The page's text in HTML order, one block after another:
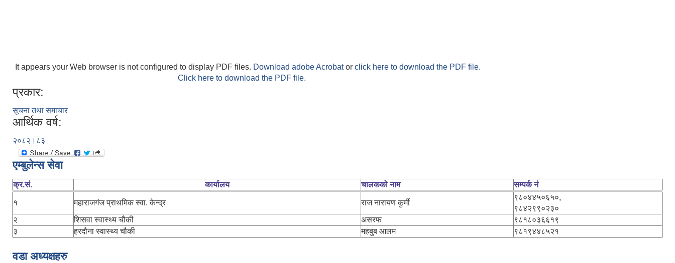
It appears your Web browser is not configured to display PDF files. Download adobe Acrobator click here to download the PDF file.
Click here to download the PDF file.
प्रकार:
सूचना तथा समाचार
आर्थिक वर्ष:
२०८२।८३
एम्बुलेन्स सेवा
क्र.सं. कार्यालय चालकको नाम सम्पर्क नं
१ महाराजगंज प्राथमिक स्वा. केन्द्र राज नारायण कुर्मी
९८०४४५०६५०,
९८४२९९०२३०
२
शिसवा स्वास्थ्य चौकी असरफ
९८१८०३६६१९
३
हरदौना स्वास्थ्य चौकी महबुब आलम ९८१९४४८५२१
वडा अध्यक्षहरु